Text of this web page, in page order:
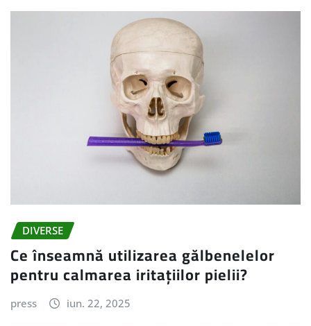
DIVERSE
Ce înseamnă utilizarea gălbenelelor
pentru calmarea iritațiilor pielii?
press iun. 22, 2025